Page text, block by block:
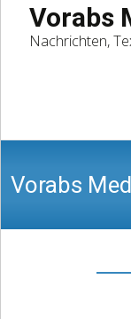
Vorabs
Nachrichten,
Vorabs